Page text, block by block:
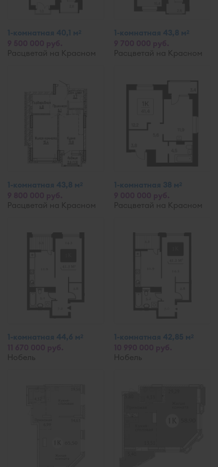
1-комнатная 40,1 м2
Расцветай на Красном
1-комнатная 43,8 м2
Расцветай на Красном
1-комнатная 43,8 м2
Расцветай на Красном
1-комнатная 38 м2
Расцветай на Красном
1-комнатная 44,6 м2
Нобель
1-комнатная 42,85 м2
Нобель